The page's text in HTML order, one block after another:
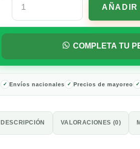
Coca-
Cola
Sabor
Botellas
2
Litros
cantidad
AÑADIR
COMPLETA TU
Envíos nacionales Precios de mayoreo
DESCRIPCIÓN VALORACIONES (0)